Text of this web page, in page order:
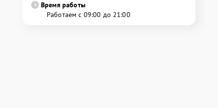
Время работы
Работаем с 09:00 до 21:00